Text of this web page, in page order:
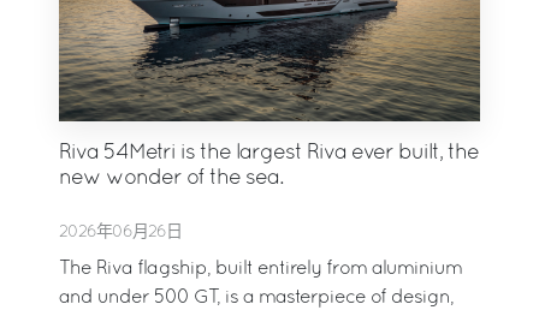
Riva 54Metri is the largest Riva ever built, the
new wonder of the sea.
2026年06月26日
The Riva flagship, built entirely from aluminium
and under 500 GT, is a masterpiece of design,